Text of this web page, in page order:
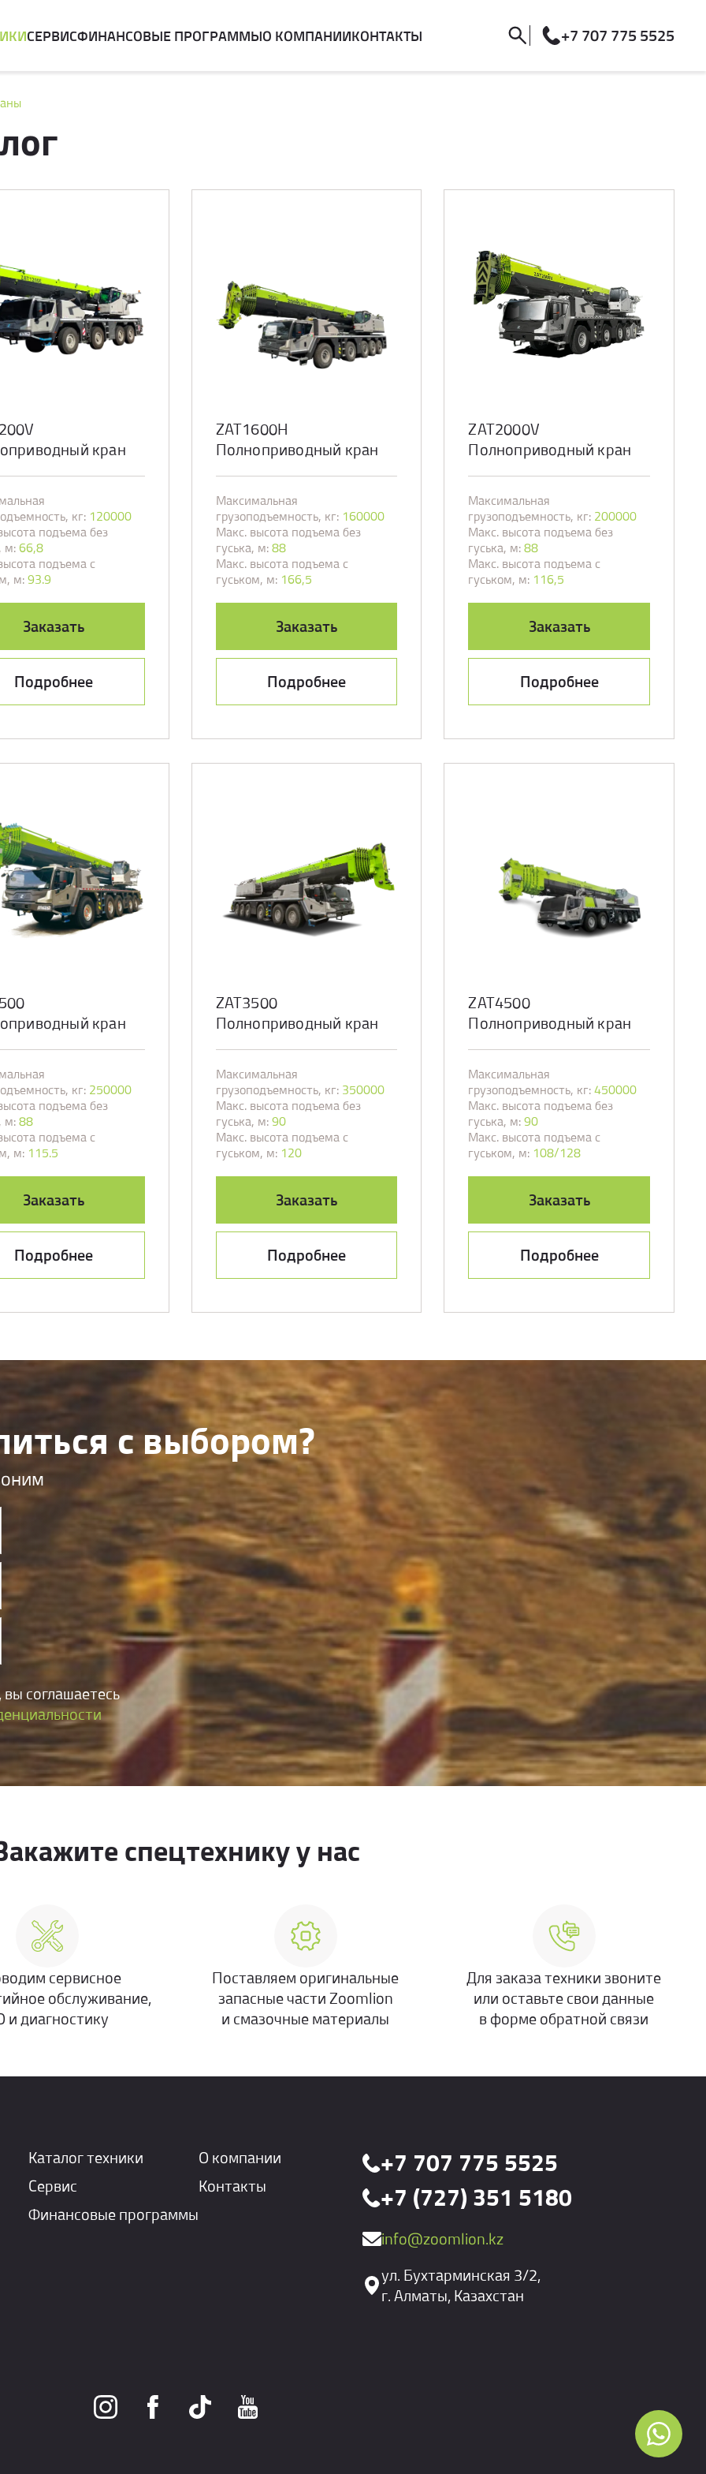
СЕРВИСФИНАНСОВЫЕ ПРОГРАММЫО КОМПАНИИКОНТАКТЫ +7 707 775 5525
кран
кг: 120000
подъема без
м:66,8
подъема с
м:93.9
Заказать
Подробнее
ZAT1600H
Полноприводный кран
Максимальная
грузоподъемность, кг: 160000
Макс. высота подъема без
гуська, м:88
Макс. высота подъема с
гуськом, м: 166,5
Заказать
Подробнее
ZAT2000V
Полноприводный кран
Максимальная
грузоподъемность, кг: 200000
Макс. высота подъема без
гуська, м:88
Макс. высота подъема с
гуськом, м: 116,5
Заказать
Подробнее
кран
кг: 250000
подъема без
м:88
подъема с
м: 115.5
Заказать
Подробнее
ZAT3500
Полноприводный кран
Максимальная
грузоподъемность, кг: 350000
Макс. высота подъема без
гуська, м:90
Макс. высота подъема с
гуськом, м: 120
Заказать
Подробнее
ZAT4500
Полноприводный кран
Максимальная
грузоподъемность, кг:450000
Макс. высота подъема без
гуська, м:90
Макс. высота подъема с
гуськом, м: 108/128
Заказать
Подробнее
с выбором?
соглашаетесь
спецтехнику у нас
сервисное
обслуживание,
и диагностику
Поставляем оригинальные
запасные части Zoomlion
и смазочные материалы
Для заказа техники звоните
или оставьте свои данные
в форме обратной связи
Каталог техники
Сервис
Финансовые программы
О компании
Контакты
+7 707 775 5525
+7 (727) 351 5180
info@zoomlion.kz
ул. Бухтарминская 3/2,
г. Алматы, Казахстан